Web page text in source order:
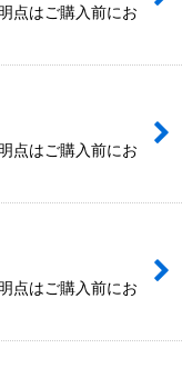
点はご購入前にお
点はご購入前にお
点はご購入前にお